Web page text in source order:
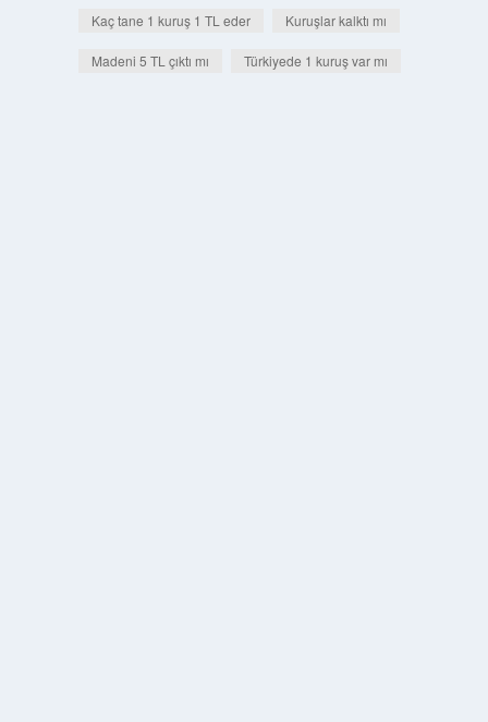
Kaç tane 1 kuruş 1 TL eder Kuruşlar kalktı mı
Madeni 5 TL çıktı mı Türkiyede 1 kuruş var mı